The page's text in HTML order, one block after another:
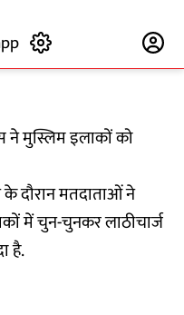
मुस्लिम इलाकों को
दौरान मतदाताओं ने
में चुन-चुनकर लाठीचार्ज
है.